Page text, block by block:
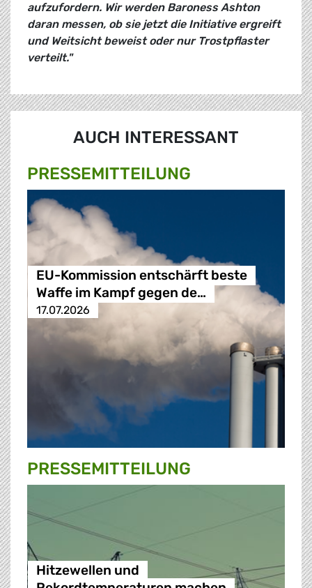
aufzufordern. Wir werden Baroness Ashton
daran messen, ob sie jetzt die Initiative ergreift
und Weitsicht beweist oder nur Trostpflaster
verteilt."
AUCH INTERESSANT
PRESSE­MITTEILUNG
EU-Kommission entschärft beste
Waffe im Kampf gegen de…
17.07.2026
PRESSE­MITTEILUNG
Hitzewellen und